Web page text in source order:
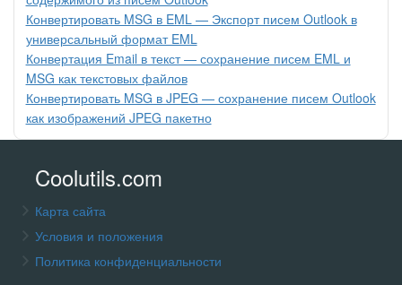
Конвертировать MSG в EML — Экспорт писем Outlook в
универсальный формат EML
Конвертация Email в текст — сохранение писем EML и
MSG как текстовых файлов
Конвертировать MSG в JPEG — сохранение писем Outlook
как изображений JPEG пакетно
Coolutils.com
Карта сайта
Условия и положения
Политика конфиденциальности